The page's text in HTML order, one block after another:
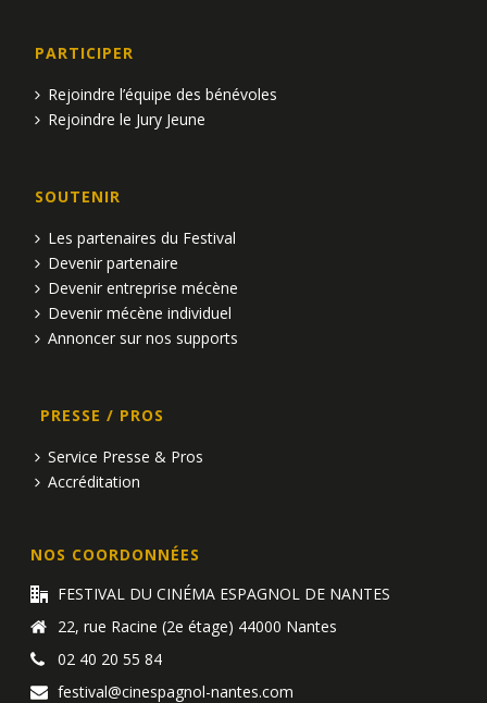
PARTICIPER
Rejoindre l’équipe des bénévoles
Rejoindre le Jury Jeune
SOUTENIR
Les partenaires du Festival
Devenir partenaire
Devenir entreprise mécène
Devenir mécène individuel
Annoncer sur nos supports
PRESSE / PROS
Service Presse & Pros
Accréditation
NOS COORDONNÉES
FESTIVAL DU CINÉMA ESPAGNOL DE NANTES
22, rue Racine (2e étage) 44000 Nantes
02 40 20 55 84
festival@cinespagnol-nantes.com